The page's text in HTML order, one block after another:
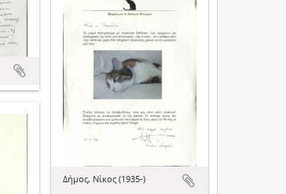
Δήμος, Νίκος (1935-)